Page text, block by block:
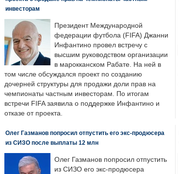
инвесторам
Президент Международной
федерации футбола (FIFA) Джанни
Инфантино провел встречу с
высшим руководством организации
в марокканском Рабате. На ней в
том числе обсуждался проект по созданию
дочерней структуры для продажи доли прав на
чемпионаты частным инвесторам. По итогам
встречи FIFA заявила о поддержке Инфантино и
отказе от проекта.
Олег Газманов попросил отпустить его экс-продюсера
из СИЗО после выплаты 12 млн
Олег Газманов попросил отпустить
из СИЗО его экс-продюсера